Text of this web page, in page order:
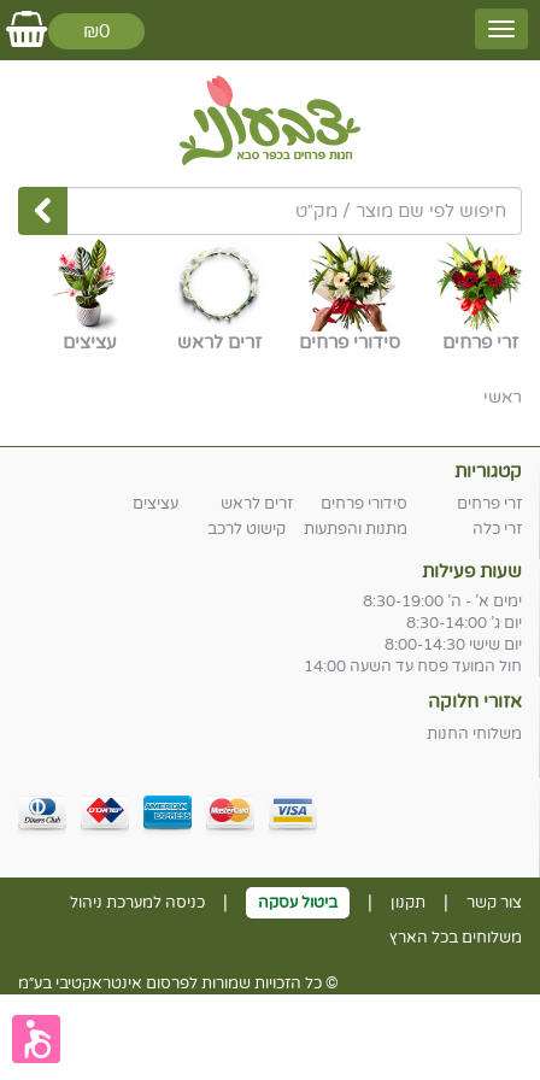
₪0
זרי פרחים סידורי פרחים זרים לראש עציצים
ראשי
קטגוריות
זרי פרחים סידורי פרחים זרים לראש
עציצים
זרי כלה
מתנות והפתעות קישוט לרכב
שעות פעילות
ימים א' - ה' 8:30-19:00
יום ג' 8:30-14:00
יום שישי 8:00-14:30
חול המועד פסח עד השעה 14:00
אזורי חלוקה
משלוחי החנות
צור קשר | תקנון | ביטול עסקה |
כניסה למערכת ניהול
משלוחים בכל הארץ
© כל הזכויות שמורות לפרסום אינטראקטיבי בע״מ